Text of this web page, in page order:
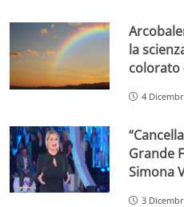
la
colorato
4
Grande
Simona
3